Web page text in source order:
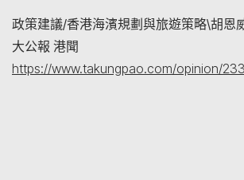
政策建議/香港海濱規劃與旅遊策略\胡恩
大公報 港聞
https://www.takungpao.com/opinion/